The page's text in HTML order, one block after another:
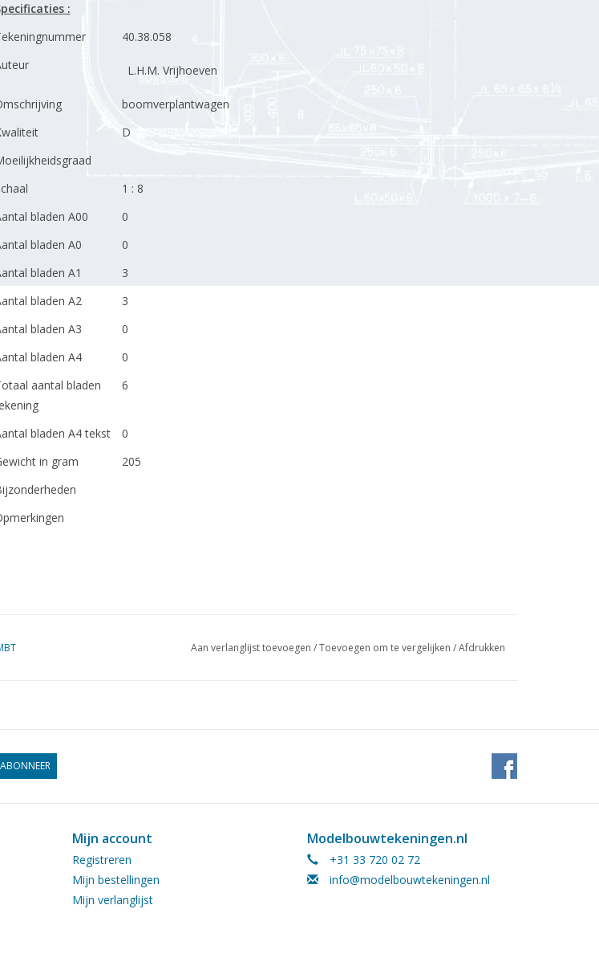
:
40.38.058
L.H.M. Vrijhoeven
boomverplantwagen
D
1 : 8
bladen A00
0
bladen A0
0
bladen A1
3
bladen A2
3
bladen A3
0
bladen A4
0
aantal bladen
6
bladen A4 tekst
0
in gram
205
Aan verlanglijst toevoegen /Toevoegen om te vergelijken /Afdrukken
ABONNEER
Mijn account
Registreren
Mijn bestellingen
Mijn verlanglijst
Modelbouwtekeningen.nl
+31 33 720 02 72
info@modelbouwtekeningen.nl